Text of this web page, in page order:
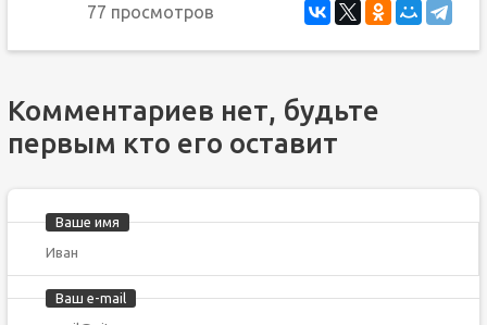
77 просмотров
Комментариев нет, будьте
первым кто его оставит
Ваше имя
Ваш e-mail